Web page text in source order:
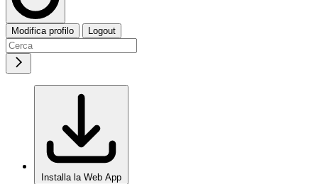
Modifica profilo Logout
Installa la Web App